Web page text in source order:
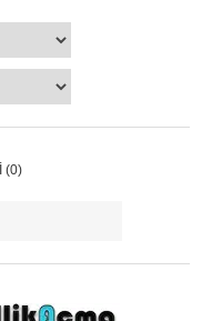
(0)